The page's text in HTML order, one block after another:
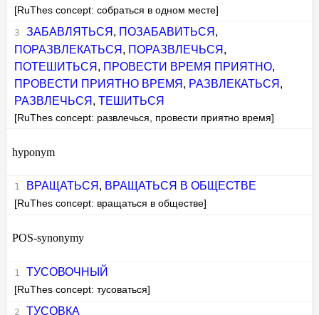
[RuThes concept: собраться в одном месте]
ЗАБАВЛЯТЬСЯ , ПОЗАБАВИТЬСЯ ,
ПОРАЗВЛЕКАТЬСЯ , ПОРАЗВЛЕЧЬСЯ ,
ПОТЕШИТЬСЯ , ПРОВЕСТИ ВРЕМЯ ПРИЯТНО,
ПРОВЕСТИ ПРИЯТНО ВРЕМЯ , РАЗВЛЕКАТЬСЯ ,
РАЗВЛЕЧЬСЯ ,ТЕШИТЬСЯ
[RuThes concept: развлечься, провести приятно время]
hyponym
ВРАЩАТЬСЯ , ВРАЩАТЬСЯ В ОБЩЕСТВЕ
[RuThes concept: вращаться в обществе]
POS-synonymy
ТУСОВОЧНЫЙ
[RuThes concept: тусоваться]
ТУСОВКА